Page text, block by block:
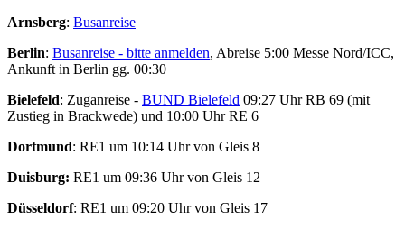
Arnsberg: Busanreise
Berlin: Busanreise - bitte anmelden, Abreise 5:00 Messe Nord/ICC,
Ankunft in Berlin gg. 00:30
Bielefeld: Zuganreise - BUND Bielefeld 09:27 Uhr RB 69 (mit
Zustieg in Brackwede) und 10:00 Uhr RE 6
Dortmund: RE1 um 10:14 Uhr von Gleis 8
Duisburg: RE1 um 09:36 Uhr von Gleis 12
Düsseldorf: RE1 um 09:20 Uhr von Gleis 17